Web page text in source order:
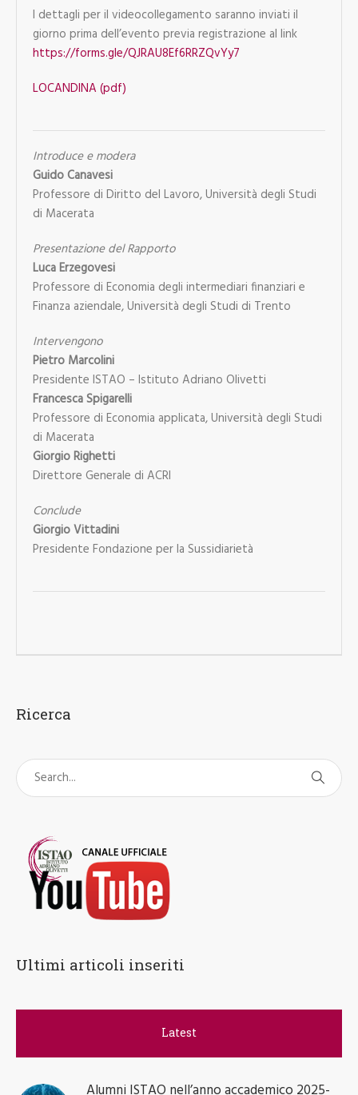
I dettagli per il videocollegamento saranno inviati il
giorno prima dell’evento previa registrazione al link
https://forms.gle/QJRAU8Ef6RRZQvYy7
LOCANDINA (pdf)
Introduce e modera
Guido Canavesi
Professore di Diritto del Lavoro, Università degli Studi
di Macerata
Presentazione del Rapporto
Luca Erzegovesi
Professore di Economia degli intermediari finanziari e
Finanza aziendale, Università degli Studi di Trento
Intervengono
Pietro Marcolini
Presidente ISTAO – Istituto Adriano Olivetti
Francesca Spigarelli
Professore di Economia applicata, Università degli Studi
di Macerata
Giorgio Righetti
Direttore Generale di ACRI
Conclude
Giorgio Vittadini
Presidente Fondazione per la Sussidiarietà
Ricerca
Ultimi articoli inseriti
Latest